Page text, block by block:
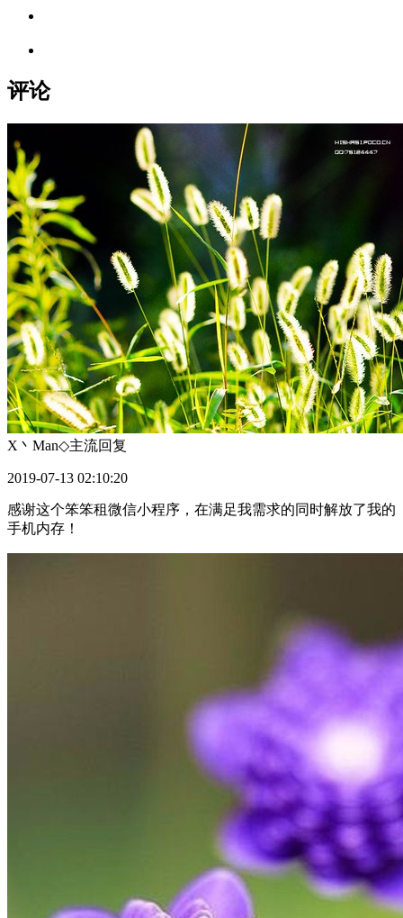
评论
X丶Man◇主流回复
2019-07-13 02:10:20
感谢这个笨笨租微信小程序，在满足我需求的同时解放了我的
手机内存！